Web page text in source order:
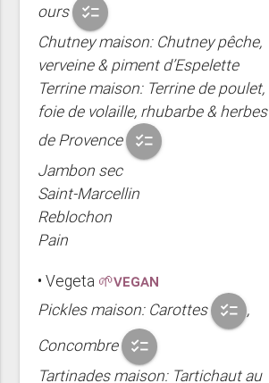
ours checklist
Chutney maison: Chutney pêche,
verveine & piment d’Espelette
Terrine maison: Terrine de poulet,
foie de volaille, rhubarbe & herbes
de Provence checklist
Jambon sec
Saint-Marcellin
Reblochon
Pain
• Vegeta 🌱VEGAN
Pickles maison: Carottes checklist ,
Concombre checklist
Tartinades maison: Tartichaut au